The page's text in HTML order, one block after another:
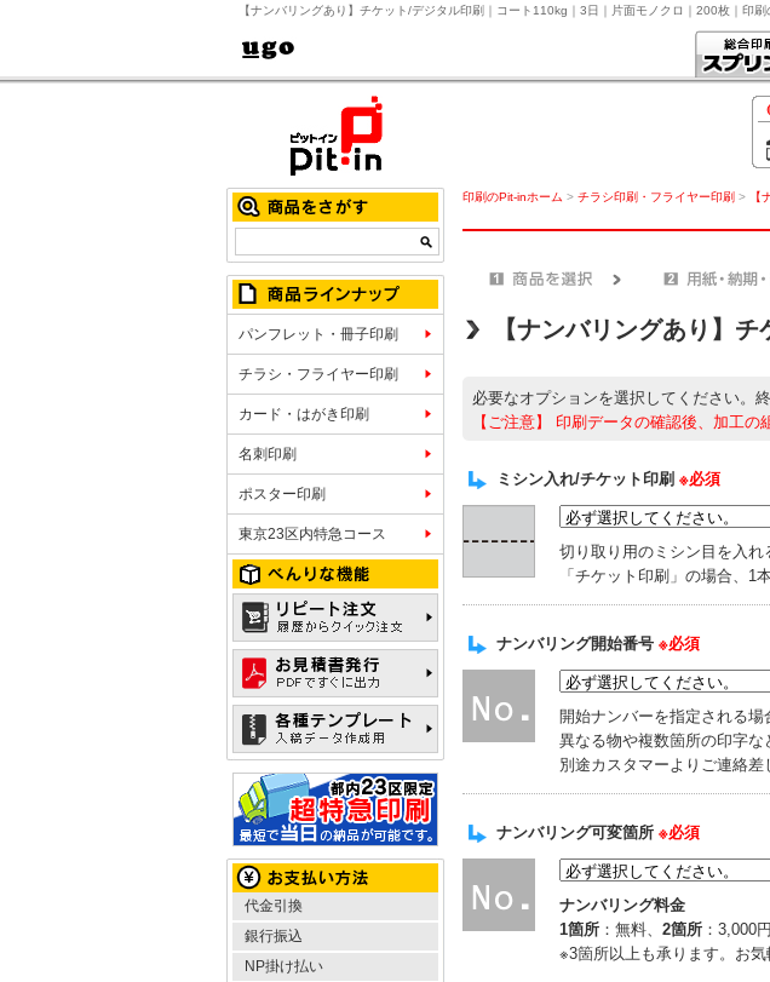
【ナンバリングあり】チケット/デジタル印刷｜コート110kg｜3日｜片面モノクロ｜200枚｜印
パンフレット・冊子印刷
チラシ・フライヤー印刷
カード・はがき印刷
名刺印刷
ポスター印刷
東京23区内特急コース
代金引換
銀行振込
NP掛け払い
印刷のPit-inホーム > チラシ印刷・フライヤー印刷 > 【
【ナンバリングあり】
必要なオプションを選択してください。終
【ご注意】
印刷データの確認後、加工の
ミシン入れ/チケット印刷 ※必須
切り取り用のミシン目を入れ
「チケット印刷」の場合、1
ナンバリング開始番号 ※必須
開始ナンバーを指定される
異なる物や複数箇所の印字な
別途カスタマーよりご連絡差
ナンバリング可変箇所 ※必須
ナンバリング料金
1箇所 ：無料、 2箇所 ：3,000
※3箇所以上も承ります。お気